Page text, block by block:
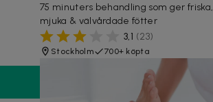
75 minuters behandling som ger friska,
mjuka & välvårdade fötter
3,1 (23)
Stockholm 700+ köpta